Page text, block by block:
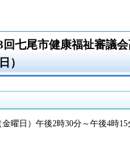
回七尾市健康福祉審議
）
曜日）午後2時30分～午後4時15